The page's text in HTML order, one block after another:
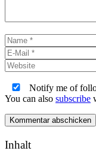
Name
Notify me of
You can also subscribe
Inhalt